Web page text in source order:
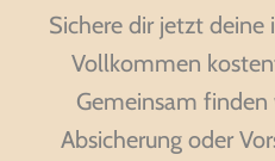
Sichere dir jetzt deine
Vollkommen
Gemeinsam finden
Absicherung oder